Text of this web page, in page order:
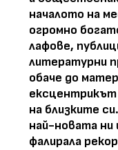
началото на
огромно
лафове,
литературни
обаче до
ексцентрикът
на близките
най-новата
фалирала